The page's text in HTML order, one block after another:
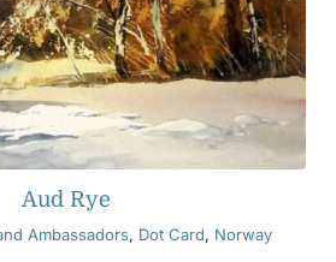
Aud Rye
Ambassadors, Dot Card, Norway